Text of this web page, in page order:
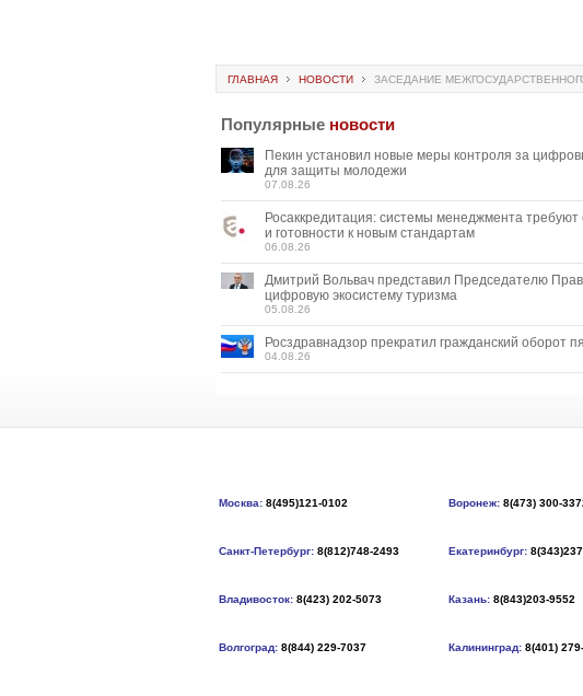
ГЛАВНАЯ НОВОСТИ ЗАСЕДАНИЕ
Популярные новости
Пекин установил новые меры контроля за
для защиты молодежи
07.08.26
Росаккредитация: системы менеджмента требуют
и готовности к новым стандартам
06.08.26
Дмитрий Вольвач представил Председателю
цифровую экосистему туризма
05.08.26
Росздравнадзор прекратил гражданский оборот
04.08.26
Москва: 8(495)121-0102 Воронеж: 8(473) 300-
Санкт-Петербург: 8(812)748-2493 Екатеринбург:
Владивосток: 8(423) 202-5073 Казань: 8(843)203-9552
Волгоград: 8(844) 229-7037 Калининград: 8(401)